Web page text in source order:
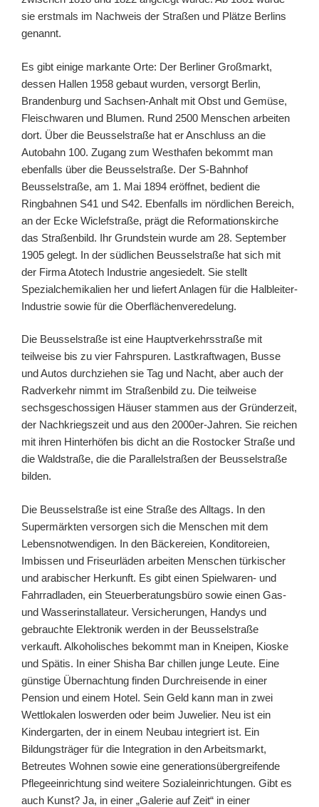
sie erstmals im Nachweis der Straßen und Plätze Berlins
genannt.
Es gibt einige markante Orte: Der Berliner Großmarkt,
dessen Hallen 1958 gebaut wurden, versorgt Berlin,
Brandenburg und Sachsen-Anhalt mit Obst und Gemüse,
Fleischwaren und Blumen. Rund 2500 Menschen arbeiten
dort. Über die Beusselstraße hat er Anschluss an die
Autobahn 100. Zugang zum Westhafen bekommt man
ebenfalls über die Beusselstraße. Der S-Bahnhof
Beusselstraße, am 1. Mai 1894 eröffnet, bedient die
Ringbahnen S41 und S42. Ebenfalls im nördlichen Bereich,
an der Ecke Wiclefstraße, prägt die Reformationskirche
das Straßenbild. Ihr Grundstein wurde am 28. September
1905 gelegt. In der südlichen Beusselstraße hat sich mit
der Firma Atotech Industrie angesiedelt. Sie stellt
Spezialchemikalien her und liefert Anlagen für die Halbleiter-
Industrie sowie für die Oberflächenveredelung.
Die Beusselstraße ist eine Hauptverkehrsstraße mit
teilweise bis zu vier Fahrspuren. Lastkraftwagen, Busse
und Autos durchziehen sie Tag und Nacht, aber auch der
Radverkehr nimmt im Straßenbild zu. Die teilweise
sechsgeschossigen Häuser stammen aus der Gründerzeit,
der Nachkriegszeit und aus den 2000er-Jahren. Sie reichen
mit ihren Hinterhöfen bis dicht an die Rostocker Straße und
die Waldstraße, die die Parallelstraßen der Beusselstraße
bilden.
Die Beusselstraße ist eine Straße des Alltags. In den
Supermärkten versorgen sich die Menschen mit dem
Lebensnotwendigen. In den Bäckereien, Konditoreien,
Imbissen und Friseurläden arbeiten Menschen türkischer
und arabischer Herkunft. Es gibt einen Spielwaren- und
Fahrradladen, ein Steuerberatungsbüro sowie einen Gas-
und Wasserinstallateur. Versicherungen, Handys und
gebrauchte Elektronik werden in der Beusselstraße
verkauft. Alkoholisches bekommt man in Kneipen, Kioske
und Spätis. In einer Shisha Bar chillen junge Leute. Eine
günstige Übernachtung finden Durchreisende in einer
Pension und einem Hotel. Sein Geld kann man in zwei
Wettlokalen loswerden oder beim Juwelier. Neu ist ein
Kindergarten, der in einem Neubau integriert ist. Ein
Bildungsträger für die Integration in den Arbeitsmarkt,
Betreutes Wohnen sowie eine generationsübergreifende
Pflegeeinrichtung sind weitere Sozialeinrichtungen. Gibt es
auch Kunst? Ja, in einer „Galerie auf Zeit“ in einer